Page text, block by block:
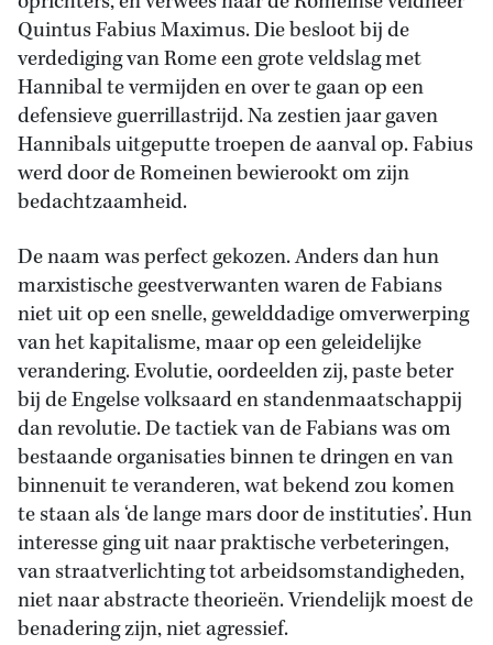
Quintus Fabius Maximus. Die besloot bij de
verdediging van Rome een grote veldslag met
Hannibal te vermijden en over te gaan op een
defensieve guerrillastrijd. Na zestien jaar gaven
Hannibals uitgeputte troepen de aanval op. Fabius
werd door de Romeinen bewierookt om zijn
bedachtzaamheid.
De naam was perfect gekozen. Anders dan hun
marxistische geestverwanten waren de Fabians
niet uit op een snelle, gewelddadige omverwerping
van het kapitalisme, maar op een geleidelijke
verandering. Evolutie, oordeelden zij, paste beter
bij de Engelse volksaard en standenmaatschappij
dan revolutie. De tactiek van de Fabians was om
bestaande organisaties binnen te dringen en van
binnenuit te veranderen, wat bekend zou komen
te staan als ‘de lange mars door de instituties’. Hun
interesse ging uit naar praktische verbeteringen,
van straatverlichting tot arbeidsomstandigheden,
niet naar abstracte theorieën. Vriendelijk moest de
benadering zijn, niet agressief.